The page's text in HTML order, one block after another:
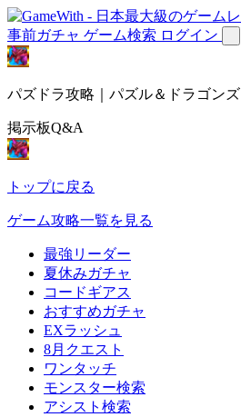
事前ガチャ ゲーム検索 ログイン
パズドラ攻略｜パズル＆ドラゴンズ
掲示板Q&A
トップに戻る
ゲーム攻略一覧を見る
最強リーダー
夏休みガチャ
コードギアス
おすすめガチャ
EXラッシュ
8月クエスト
ワンタッチ
モンスター検索
アシスト検索